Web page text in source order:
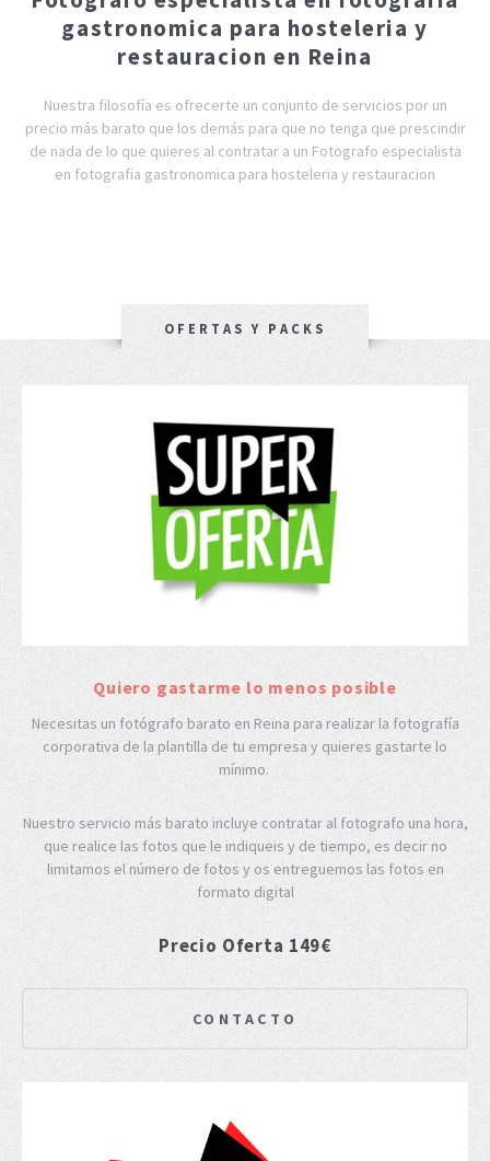
gastronomica para hosteleria y
restauracion en Reina
Nuestra filosofía es ofrecerte un conjunto de servicios por un
precio más barato que los demás para que no tenga que prescindir
de nada de lo que quieres al contratar a un Fotografo especialista
en fotografia gastronomica para hosteleria y restauracion
OFERTAS Y PACKS
Quiero gastarme lo menos posible
Necesitas un fotógrafo barato en Reina para realizar la fotografía
corporativa de la plantilla de tu empresa y quieres gastarte lo
mínimo.
Nuestro servicio más barato incluye contratar al fotografo una hora,
que realice las fotos que le indiqueis y de tiempo, es decir no
limitamos el número de fotos y os entreguemos las fotos en
formato digital
Precio Oferta 149€
CONTACTO